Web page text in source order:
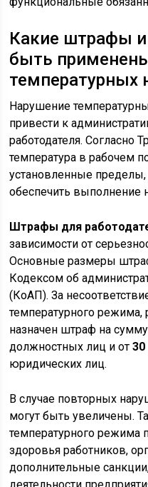
Какие штрафы
быть
температурных
Нарушение
привести к
работодателя. Согласно
температура в рабочем
установленные пределы,
обеспечить выполнение
Штрафы для
зависимости от
Основные размеры
Кодексом об
(КоАП). За
температурного
назначен штраф на
должностных лиц и от30
юридических лиц.
В случае повторных
могут быть увеличены.
температурного режима
здоровья работников,
дополнительные